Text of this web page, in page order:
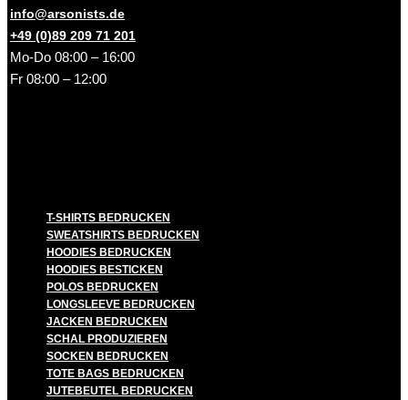
info@arsonists.de
+49 (0)89 209 71 201
Mo-Do 08:00 – 16:00
Fr 08:00 – 12:00
T-SHIRTS BEDRUCKEN
SWEATSHIRTS BEDRUCKEN
HOODIES BEDRUCKEN
HOODIES BESTICKEN
POLOS BEDRUCKEN
LONGSLEEVE BEDRUCKEN
JACKEN BEDRUCKEN
SCHAL PRODUZIEREN
SOCKEN BEDRUCKEN
TOTE BAGS BEDRUCKEN
JUTEBEUTEL BEDRUCKEN